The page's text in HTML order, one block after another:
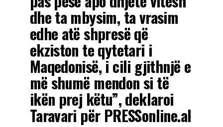
dhe ta mbysim, ta vrasim
edhe atë shpresë që
ekziston te qytetari i
Maqedonisë, i cili gjithnjë e
më shumë mendon si të
ikën prej këtu”, deklaroi
Taravari për PRESSonline.al